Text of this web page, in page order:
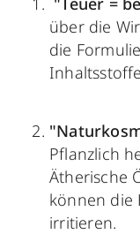
über die
die
Pflanzlich
Ätherische
können die
irritieren.